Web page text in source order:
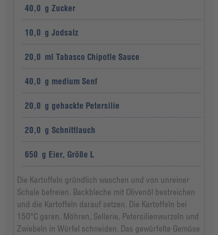
40,0 g Zucker
10,0 g Jodsalz
20,0 ml Tabasco Chipotle Sauce
40,0 g medium Senf
20,0 g gehackte Petersilie
20,0 g Schnittlauch
650 g Eier, Größe L
Die Kartoffeln gründlich waschen und von unreiner
Schale befreien. Backbleche mit Olivenöl bestreichen
und die Kartoffeln darauf setzen. Die Kartoffeln bei
150°C garen. Möhren, Sellerie, Petersilienwurzeln und
Zwiebeln in Würfel schneiden. Das gewürfelte Gemüse